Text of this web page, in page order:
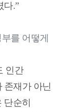
다.”
를 어떻게
인간
존재가 아닌
순히